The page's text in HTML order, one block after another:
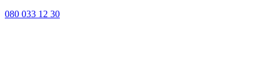
080 033 12 30